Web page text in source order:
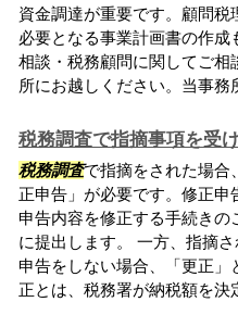
資金調達が重要です。顧問税
必要となる事業計画書の作
相談・税務顧問に関してご相
所にお越しください。当事務
税務調査で指摘事項を受
税務調査で指摘をされた場合
正申告」が必要です。修正申
申告内容を修正する手続き
に提出します。 一方、指摘
申告をしない場合、「更正
正とは、税務署が納税額を決